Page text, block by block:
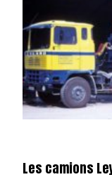
Les camions